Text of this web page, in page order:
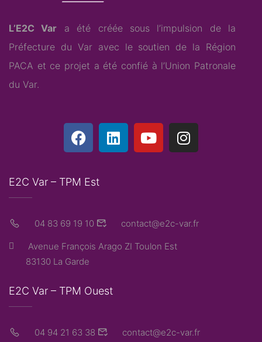
L’E2C Var a été créée sous l’impulsion de la
Préfecture du Var avec le soutien de la Région
PACA et ce projet a été confié à l’Union Patronale
du Var.
E2C Var – TPM Est
04 83 69 19 10 contact@e2c-var.fr
Avenue François Arago ZI Toulon Est
83130 La Garde
E2C Var – TPM Ouest
04 94 21 63 38 contact@e2c-var.fr